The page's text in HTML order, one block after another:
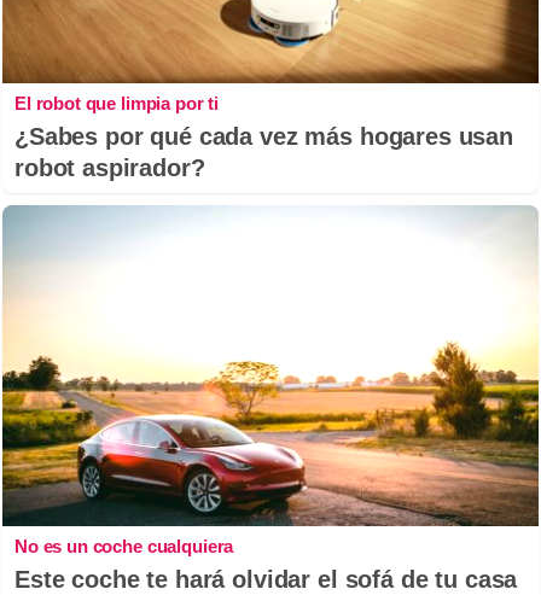
El robot que limpia por ti
¿Sabes por qué cada vez más hogares usan
robot aspirador?
No es un coche cualquiera
Este coche te hará olvidar el sofá de tu casa